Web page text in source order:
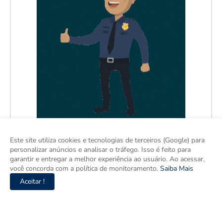
Este site utiliza cookies e tecnologias de terceiros (Google) para
personalizar anúncios e analisar o tráfego. Isso é feito para
garantir e entregar a melhor experiência ao usuário. Ao acessar,
você concorda com a política de monitoramento. Saiba Mais
Aceitar !